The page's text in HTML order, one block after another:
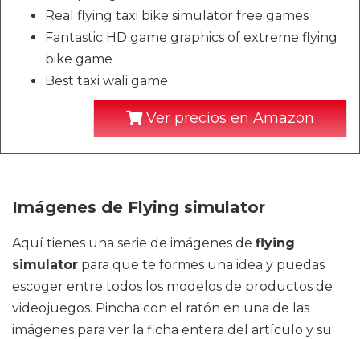
Real flying taxi bike simulator free games
Fantastic HD game graphics of extreme flying
bike game
Best taxi wali game
Ver precios en Amazon
Imágenes de Flying simulator
Aquí tienes una serie de imágenes de flying
simulator para que te formes una idea y puedas
escoger entre todos los modelos de productos de
videojuegos. Pincha con el ratón en una de las
imágenes para ver la ficha entera del artículo y su